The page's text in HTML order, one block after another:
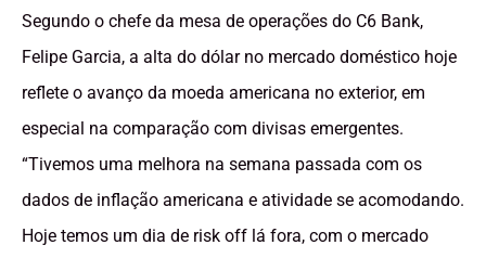
Segundo o chefe da mesa de operações do C6 Bank,
Felipe Garcia, a alta do dólar no mercado doméstico hoje
reflete o avanço da moeda americana no exterior, em
especial na comparação com divisas emergentes.
“Tivemos uma melhora na semana passada com os
dados de inflação americana e atividade se acomodando.
Hoje temos um dia de risk off lá fora, com o mercado